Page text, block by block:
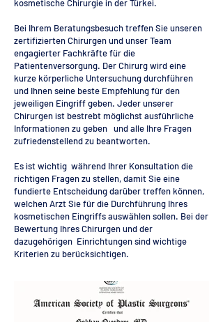
kosmetische Chirurgie in der Türkei.
Bei Ihrem Beratungsbesuch treffen Sie unseren
zertifizierten Chirurgen und unser Team
engagierter Fachkräfte für die
Patientenversorgung. Der Chirurg wird eine
kurze körperliche Untersuchung durchführen
und Ihnen seine beste Empfehlung für den
jeweiligen Eingriff geben. Jeder unserer
Chirurgen ist bestrebt möglichst ausführliche
Informationen zu geben und alle Ihre Fragen
zufriedenstellend zu beantworten.
Es ist wichtig während Ihrer Konsultation die
richtigen Fragen zu stellen, damit Sie eine
fundierte Entscheidung darüber treffen können,
welchen Arzt Sie für die Durchführung Ihres
kosmetischen Eingriffs auswählen sollen. Bei der
Bewertung Ihres Chirurgen und der
dazugehörigen Einrichtungen sind wichtige
Kriterien zu berücksichtigen.